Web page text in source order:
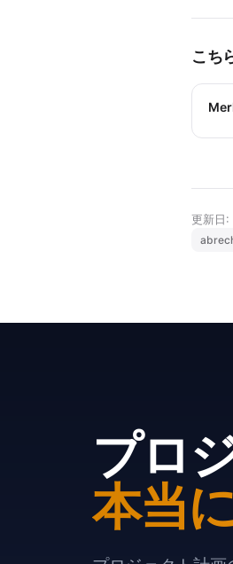
こち
更新日
プロ
本当